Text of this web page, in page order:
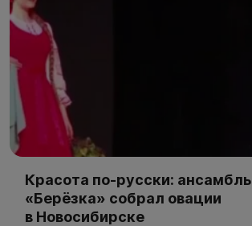
Красота по-русски: ансамбль
«Берёзка» собрал овации
в Новосибирске